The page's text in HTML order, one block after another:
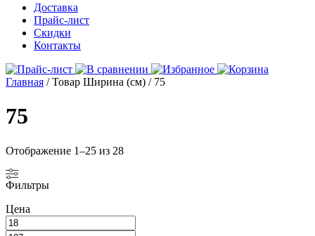
Доставка
Прайс-лист
Скидки
Контакты
Главная / Товар Ширина (см) / 75
75
Отображение 1–25 из 28
Фильтры
Цена